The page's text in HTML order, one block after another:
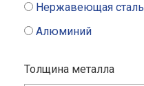
Нержавеющая сталь
Алюминий
Толщина металла